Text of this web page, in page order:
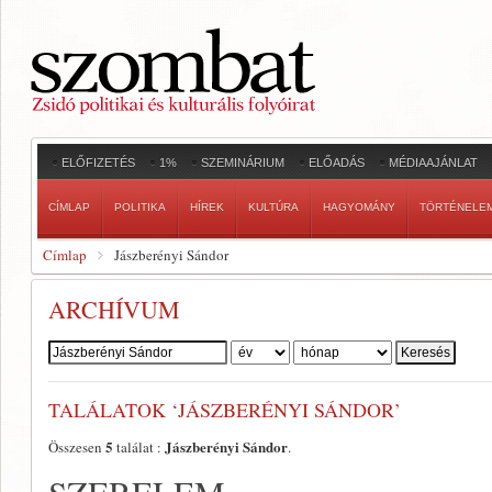
ELŐFIZETÉS 1% SZEMINÁRIUM ELŐADÁS MÉDIAAJÁNLAT
CÍMLAP POLITIKA HÍREK KULTÚRA HAGYOMÁNY
Címlap Jászberényi Sándor
ARCHÍVUM
Szerző:
TALÁLATOK ‘JÁSZBERÉNYI SÁNDOR’
Összesen 5 találat : Jászberényi Sándor.